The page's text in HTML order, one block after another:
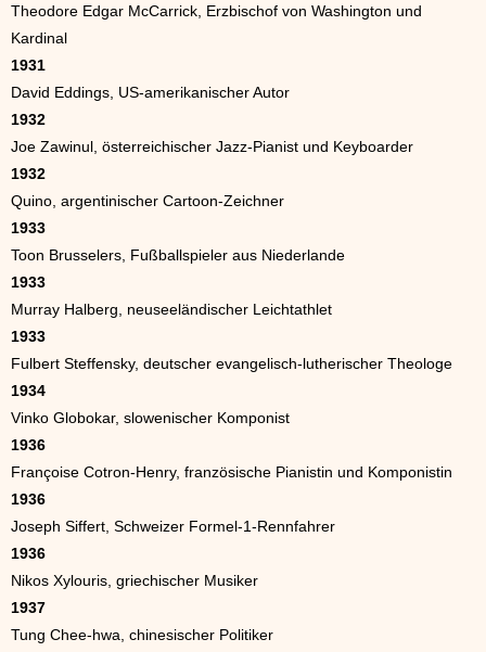
Theodore Edgar McCarrick, Erzbischof von Washington und
Kardinal
1931
David Eddings, US-amerikanischer Autor
1932
Joe Zawinul, österreichischer Jazz-Pianist und Keyboarder
1932
Quino, argentinischer Cartoon-Zeichner
1933
Toon Brusselers, Fußballspieler aus Niederlande
1933
Murray Halberg, neuseeländischer Leichtathlet
1933
Fulbert Steffensky, deutscher evangelisch-lutherischer Theologe
1934
Vinko Globokar, slowenischer Komponist
1936
Françoise Cotron-Henry, französische Pianistin und Komponistin
1936
Joseph Siffert, Schweizer Formel-1-Rennfahrer
1936
Nikos Xylouris, griechischer Musiker
1937
Tung Chee-hwa, chinesischer Politiker